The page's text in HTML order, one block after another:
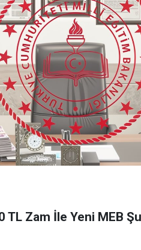
TL Zam İle Yeni MEB